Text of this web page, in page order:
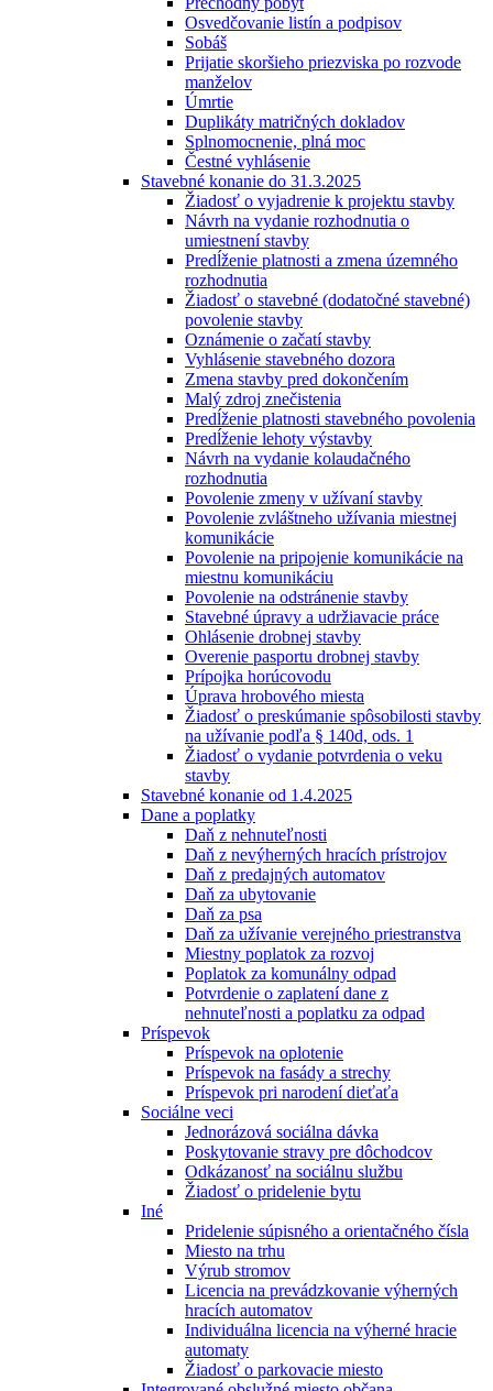
Osvedčovanie listín a podpisov
Sobáš
Prijatie skoršieho priezviska po rozvode
manželov
Úmrtie
Duplikáty matričných dokladov
Splnomocnenie, plná moc
Čestné vyhlásenie
Stavebné konanie do 31.3.2025
Žiadosť o vyjadrenie k projektu stavby
Návrh na vydanie rozhodnutia o
umiestnení stavby
Predĺženie platnosti a zmena územného
rozhodnutia
Žiadosť o stavebné (dodatočné stavebné)
povolenie stavby
Oznámenie o začatí stavby
Vyhlásenie stavebného dozora
Zmena stavby pred dokončením
Malý zdroj znečistenia
Predĺženie platnosti stavebného povolenia
Predĺženie lehoty výstavby
Návrh na vydanie kolaudačného
rozhodnutia
Povolenie zmeny v užívaní stavby
Povolenie zvláštneho užívania miestnej
komunikácie
Povolenie na pripojenie komunikácie na
miestnu komunikáciu
Povolenie na odstránenie stavby
Stavebné úpravy a udržiavacie práce
Ohlásenie drobnej stavby
Overenie pasportu drobnej stavby
Prípojka horúcovodu
Úprava hrobového miesta
Žiadosť o preskúmanie spôsobilosti stavby
na užívanie podľa § 140d, ods. 1
Žiadosť o vydanie potvrdenia o veku
stavby
Stavebné konanie od 1.4.2025
Dane a poplatky
Daň z nehnuteľnosti
Daň z nevýherných hracích prístrojov
Daň z predajných automatov
Daň za ubytovanie
Daň za psa
Daň za užívanie verejného priestranstva
Miestny poplatok za rozvoj
Poplatok za komunálny odpad
Potvrdenie o zaplatení dane z
nehnuteľnosti a poplatku za odpad
Príspevok
Príspevok na oplotenie
Príspevok na fasády a strechy
Príspevok pri narodení dieťaťa
Sociálne veci
Jednorázová sociálna dávka
Poskytovanie stravy pre dôchodcov
Odkázanosť na sociálnu službu
Žiadosť o pridelenie bytu
Iné
Pridelenie súpisného a orientačného čísla
Miesto na trhu
Výrub stromov
Licencia na prevádzkovanie výherných
hracích automatov
Individuálna licencia na výherné hracie
automaty
Žiadosť o parkovacie miesto